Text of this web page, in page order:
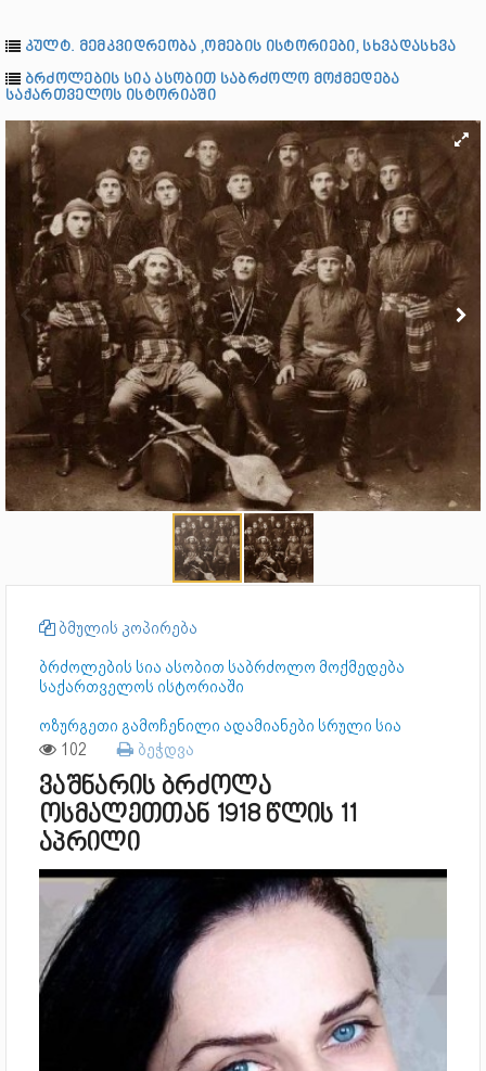
კულტ. მემკვიდრეობა ,ომების ისტორიები, სხვადასხვა
ბრძოლების სია ასობით საბრძოლო მოქმედება
საქართველოს ისტორიაში
ბმულის კოპირება
ბრძოლების სია ასობით საბრძოლო მოქმედება
საქართველოს ისტორიაში
ოზურგეთი გამოჩენილი ადამიანები სრული სია
102 ბეჭდვა
ვაშნარის ბრძოლა
ოსმალეთთან 1918 წლის 11
აპრილი